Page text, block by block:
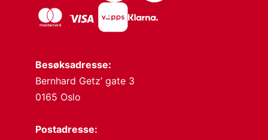
Besøksadresse:
Bernhard Getz’ gate 3
0165 Oslo
Postadresse: